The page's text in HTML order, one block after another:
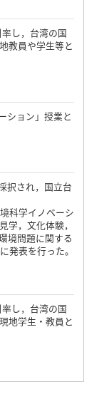
し，台湾の国
教員や学生等と
ション」授業と
択され，国立台
科学イノベーシ
学，文化体験，
境問題に関する
発表を行った。
し，台湾の国
地学生・教員と